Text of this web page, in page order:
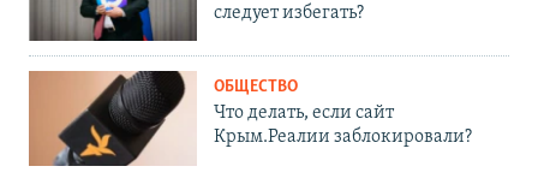
следует избегать?
ОБЩЕСТВО
Что делать, если сайт
Крым.Реалии заблокировали?